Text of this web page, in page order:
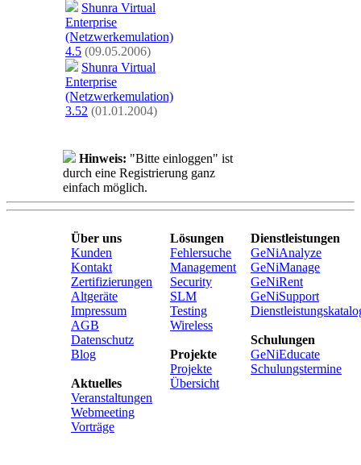
Shunra Virtual
Enterprise
(Netzwerkemulation)
4.5 (09.05.2006)
Shunra Virtual
Enterprise
(Netzwerkemulation)
3.52 (01.01.2004)
Hinweis: "Bitte einloggen" ist
durch eine Registrierung ganz
einfach möglich.
Über uns
Kunden
Kontakt
Zertifizierungen
Altgeräte
Impressum
AGB
Datenschutz
Blog
Aktuelles
Veranstaltungen
Webmeeting
Vorträge
Lösungen
Fehlersuche
Management
Security
SLM
Testing
Wireless
Projekte
Projekte
Übersicht
Dienstleistungen
GeNiAnalyze
GeNiManage
GeNiRent
GeNiSupport
Schulungen
GeNiEducate
Schulungstermine